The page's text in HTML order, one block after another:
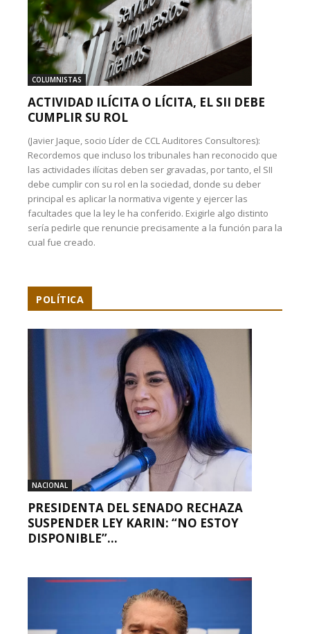
COLUMNISTAS
ACTIVIDAD ILÍCITA O LÍCITA, EL SII DEBE
CUMPLIR SU ROL
(Javier Jaque, socio Líder de CCL Auditores Consultores):
Recordemos que incluso los tribunales han reconocido que
las actividades ilícitas deben ser gravadas, por tanto, el SII
debe cumplir con su rol en la sociedad, donde su deber
principal es aplicar la normativa vigente y ejercer las
facultades que la ley le ha conferido. Exigirle algo distinto
sería pedirle que renuncie precisamente a la función para la
cual fue creado.
POLÍTICA
NACIONAL
PRESIDENTA DEL SENADO RECHAZA
SUSPENDER LEY KARIN: “NO ESTOY
DISPONIBLE”...